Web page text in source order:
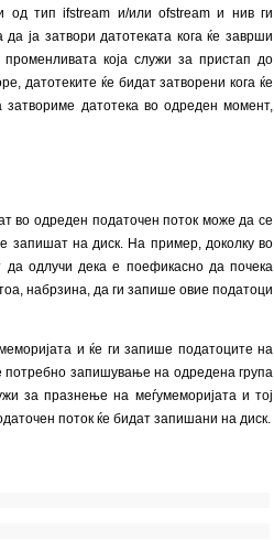
од тип ifstream и/или ofstream и нив ги
ја затвори датотеката кога ќе заврши
која служи за пристап до
датотеките ќе бидат затворени кога ќе
датотека во одреден момент,
во одреден податочен поток може да се
запишат на диск. На пример, доколку во
одлучи дека е поефикасно да почека
набрзина, да ги запише овие податоци
и ќе ги запише податоците на
потребно запишување на одредена група
за празнење на меѓумеморијата и тој
поток ќе бидат запишани на диск.